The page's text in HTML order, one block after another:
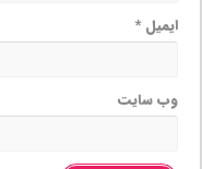
ایمیل*
وب‌ سایت